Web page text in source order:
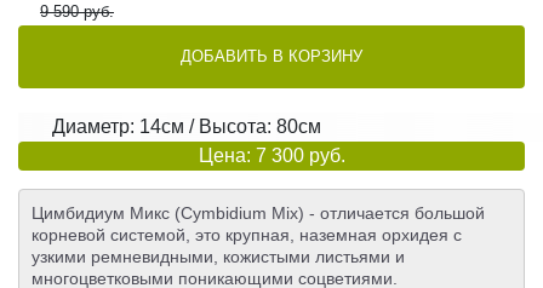
9 590 руб.
ДОБАВИТЬ В КОРЗИНУ
Диаметр: 14см / Высота: 80см
Цена: 7 300 руб.
Цимбидиум Микс (Cymbidium Mix) - отличается большой
корневой системой, это крупная, наземная орхидея с
узкими ремневидными, кожистыми листьями и
многоцветковыми поникающими соцветиями.